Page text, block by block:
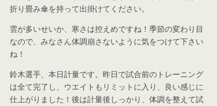
折り畳み傘を持って出掛けてください。
雲が多いせいか、寒さは控えめですね！季節の変わり目
なので、みなさん体調崩さないように気をつけて下さい
ね！
鈴木選手、本日計量です。昨日で試合前のトレーニング
は全て完了し、ウエイトもリミットに入り、良い感じに
仕上がりました！後は計量後しっかり、体調を整えて試